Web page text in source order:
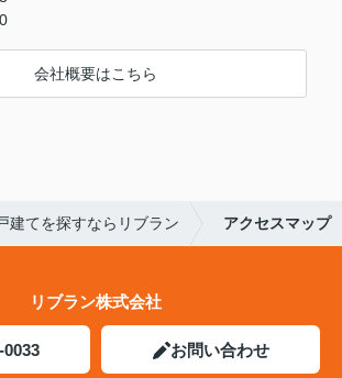
会社概要はこちら
建てを探すならリブラン アクセスマップ
リブラン株式会社
0033 お問い合わせ